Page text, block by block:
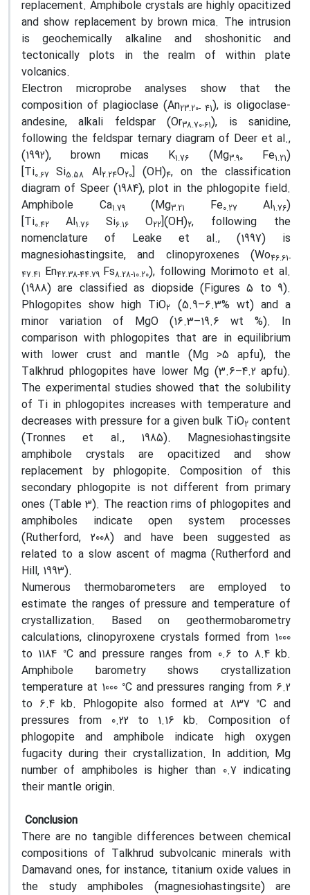
replacement. Amphibole crystals are highly opacitized
and show replacement by brown mica. The intrusion
is geochemically alkaline and shoshonitic and
tectonically plots in the realm of within plate
volcanics.
Electron microprobe analyses show that the
composition of plagioclase (An23.20- 41), is oligoclase-
andesine, alkali feldspar (Or38.70-61), is sanidine,
following the feldspar ternary diagram of Deer et al.,
(1992), brown micas K1.76 (Mg3.90Fe1.21)
[Ti0.67Si5.58 Al2.24O20] (OH)4, on the classification
diagram of Speer (1984), plot in the phlogopite field.
Amphibole Ca1.79 (Mg3.21 Fe0.27 Al1.76)
[Ti0.42 Al1.76 Si6.16O22](OH)2, following the
nomenclature of Leake et al., (1997) is
magnesiohastingsite, and clinopyroxenes (Wo46.61-
47.41 En42.38-44.79 Fs8.28-10.20), following Morimoto et al.
(1988) are classified as diopside (Figures 5 to 9).
Phlogopites show high TiO2 (5.9–6.3% wt) and a
minor variation of MgO (16.3–19.6 wt %). In
comparison with phlogopites that are in equilibrium
with lower crust and mantle (Mg >5 apfu), the
Talkhrud phlogopites have lower Mg (3.6–4.2 apfu).
The experimental studies showed that the solubility
of Ti in phlogopites increases with temperature and
decreases with pressure for a given bulk TiO2 content
(Tronnes et al., 1985). Magnesiohastingsite
amphibole crystals are opacitized and show
replacement by phlogopite. Composition of this
secondary phlogopite is not different from primary
ones (Table 3). The reaction rims of phlogopites and
amphiboles indicate open system processes
(Rutherford, 2008) and have been suggested as
related to a slow ascent of magma (Rutherford and
Hill, 1993).
Numerous thermobarometers are employed to
estimate the ranges of pressure and temperature of
crystallization. Based on geothermobarometry
calculations, clinopyroxene crystals formed from 1000
to 1184 0C and pressure ranges from 0.6 to 8.4 kb.
Amphibole barometry shows crystallization
temperature at 1000 0C and pressures ranging from 6.2
to 6.4 kb. Phlogopite also formed at 837 0C and
pressures from 0.22 to 1.16 kb. Composition of
phlogopite and amphibole indicate high oxygen
fugacity during their crystallization. In addition, Mg
number of amphiboles is higher than 0.7 indicating
their mantle origin.
Conclusion
There are no tangible differences between chemical
compositions of Talkhrud subvolcanic minerals with
Damavand ones, for instance, titanium oxide values in
the study amphiboles (magnesiohastingsite) are